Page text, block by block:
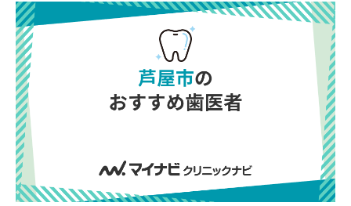
ち
ら
マ
イ
ナ
ビ
ク
リ
ニ
ッ
ク
医
療
関
係
者
の
方
は
こ